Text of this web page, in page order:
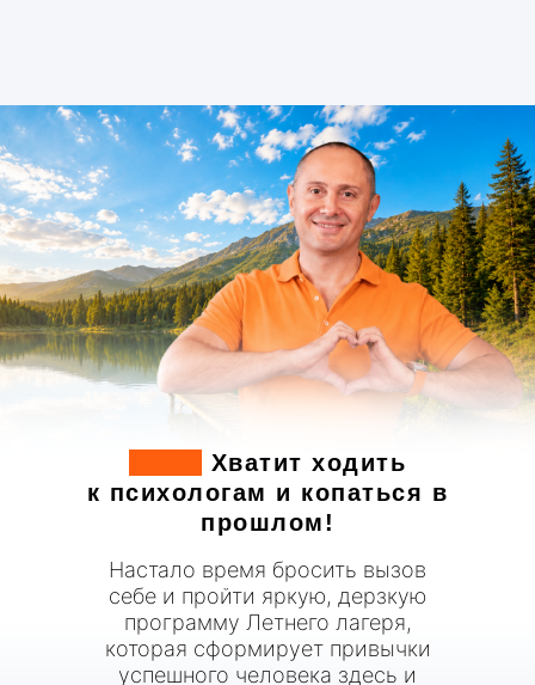
Хватит ходить
к психологам и копаться в
прошлом!
Настало время бросить вызов
себе и пройти яркую, дерзкую
программу Летнего лагеря,
которая сформирует привычки
успешного человека здесь и
Публичная оферта(ИП)